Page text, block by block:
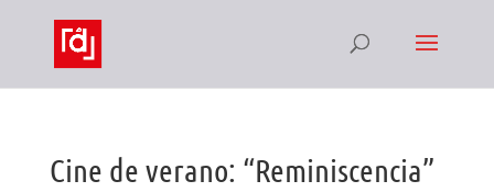
Cine de verano: “Reminiscencia”